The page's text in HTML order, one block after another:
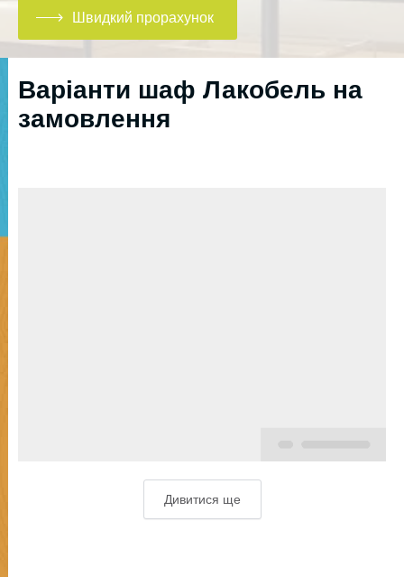
Швидкий прорахунок
Варіанти шаф Лакобель на
замовлення
Дивитися ще